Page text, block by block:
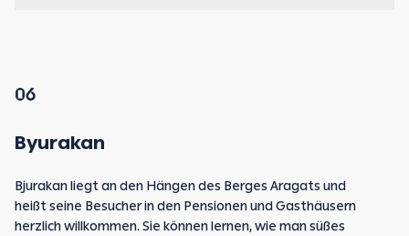
06
Byurakan
Bjurakan liegt an den Hängen des Berges Aragats und
heißt seine Besucher in den Pensionen und Gasthäusern
herzlich willkommen. Sie können lernen, wie man süßes